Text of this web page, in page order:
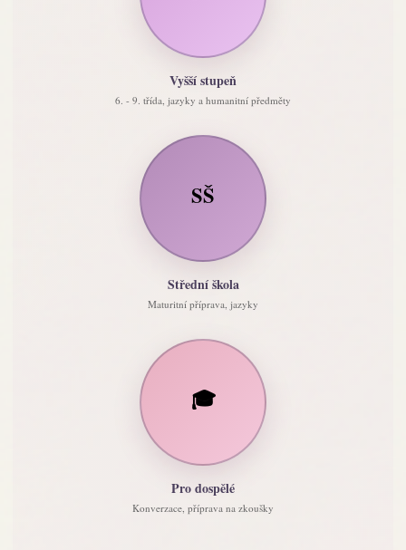
Vyšší stupeň
6. - 9. třída, jazyky a humanitní předměty
SŠ
Střední škola
Maturitní příprava, jazyky
🎓
Pro dospělé
Konverzace, příprava na zkoušky